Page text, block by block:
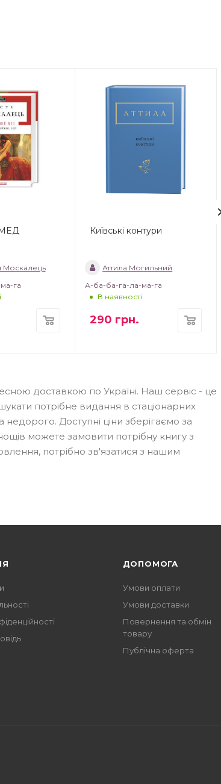
Москалець
га
Київські контури
Аттила Могильний
А-ба-ба-га-ла-ма-га
В наявності
290 грн.
доставкою по Україні. Наш сервіс - це
потрібне видання в стаціонарних
Доступні ціни зберігаємо за
можете замовити потрібну книгу з
потрібно зв'язатися з нашим
ДОПОМОГА
Умови оплати
Умови доставки
Повернення та обмін
товару
Публічна оферта